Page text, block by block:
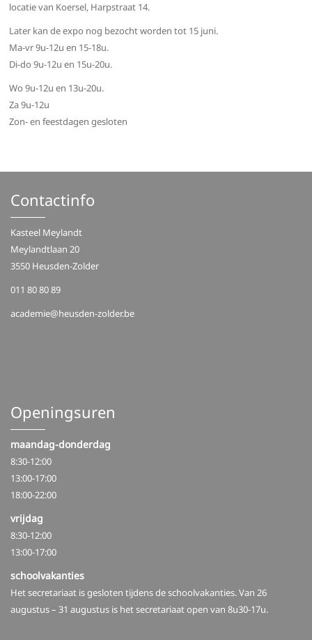
locatie van Koersel, Harpstraat 14.
Later kan de expo nog bezocht worden tot 15 juni.
Ma-vr 9u-12u en 15-18u.
Di-do 9u-12u en 15u-20u.
Wo 9u-12u en 13u-20u.
Za 9u-12u
Zon- en feestdagen gesloten
Contactinfo
Kasteel Meylandt
Meylandtlaan 20
3550 Heusden-Zolder
011 80 80 89
academie@heusden-zolder.be
Openingsuren
maandag-donderdag
8:30-12:00
13:00-17:00
18:00-22:00
vrijdag
8:30-12:00
13:00-17:00
schoolvakanties
Het secretariaat is gesloten tijdens de schoolvakanties. Van 26
augustus – 31 augustus is het secretariaat open van 8u30-17u.